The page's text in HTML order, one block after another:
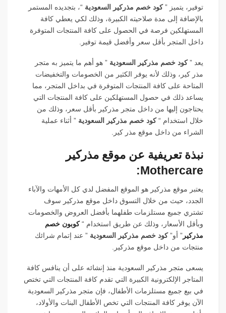
توفير، يتميز ”كود خصم مذركير السعودية “، بتجديده المستمر
بالإضافة إلى مدة صلاحيته الكبيرة، وذلك لكي يعطي كافة
المستهلكين فرصة في الحصول على كافة المنتجات المتوفرة
داخل المتجر بأقل سعر وأفضل قيمة توفير.
يعد ”كود خصم مذركير السعودية” هو أهم ما يتميز به متجر
مذر كير، وذلك لأنه يوفر الكثير من الخصومات والتخفيضات
المتاحة على كافة المنتجات المتوفرة في بداخل المتجر، مما
يساعد ذلك في حصول المستهلكين على كافة المنتجات التي
يحتاجون إليها من داخل متجر مذركير بأقل سعر، وذلك من
خلال استخدام “ كود خصم مذركير السعودية” أثناء عملية
الشراء من داخل موقع مذر كير.
نبذة تعريفية عن موقع مذركير
Mothercare:
يعتبر موقع مذركير هو الموقع المفضل لدي كل الأمهات والآباء
الجدد، حيث من خلال التسوق داخل موقع مذركير سوف
تشتري جميع مستلزمات طفلهما بأفضل العروض والخصومات
وبأقل الأسعار، وذلك عن طريق استخدام “ كوبون خصم
مذركير” أو”كود خصم مذركير السعودية” عند إتمام شرائك
منتجات من داخل موقع مذركير.
يسعى متجر مذركير السعودية منذ إنشائه على أن ينافس كافة
المتاجر الإلكترونية الكبيرة التي تقدم كافة المنتجات التي تختص
في بيع جميع مستلزمات الأطفال، فإن متجر مذركير السعودية
الآن يوفر كافة المنتجات التي تخص الأطفال البنات والأولاد،